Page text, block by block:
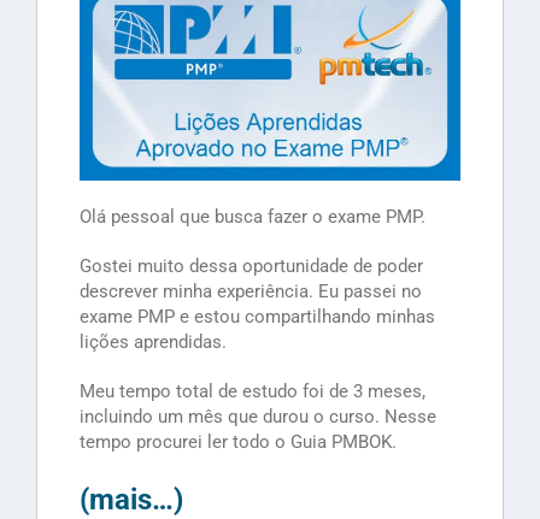
Olá pessoal que busca fazer o exame PMP.
Gostei muito dessa oportunidade de poder
descrever minha experiência. Eu passei no
exame PMP e estou compartilhando minhas
lições aprendidas.
Meu tempo total de estudo foi de 3 meses,
incluindo um mês que durou o curso. Nesse
tempo procurei ler todo o Guia PMBOK.
(mais…)